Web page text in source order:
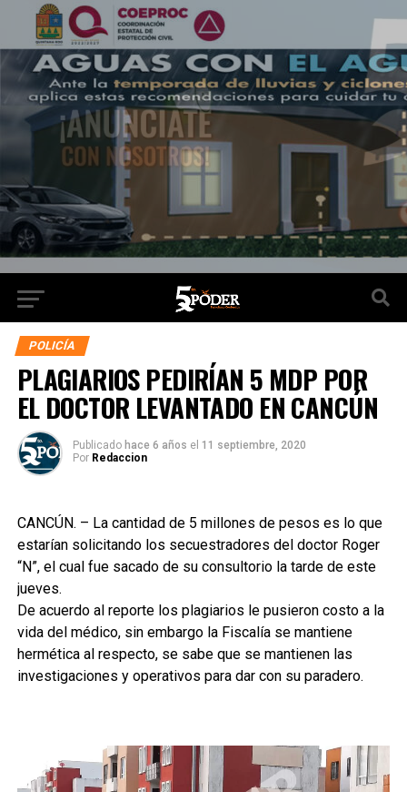
POLICÍA
PLAGIARIOS PEDIRÍAN 5 MDP POR
EL DOCTOR LEVANTADO EN CANCÚN
Publicado hace 6 años el 11 septiembre, 2020
Por Redaccion
CANCÚN. – La cantidad de 5 millones de pesos es lo que
estarían solicitando los secuestradores del doctor Roger
“N”, el cual fue sacado de su consultorio la tarde de este
jueves.
De acuerdo al reporte los plagiarios le pusieron costo a la
vida del médico, sin embargo la Fiscalía se mantiene
hermética al respecto, se sabe que se mantienen las
investigaciones y operativos para dar con su paradero.